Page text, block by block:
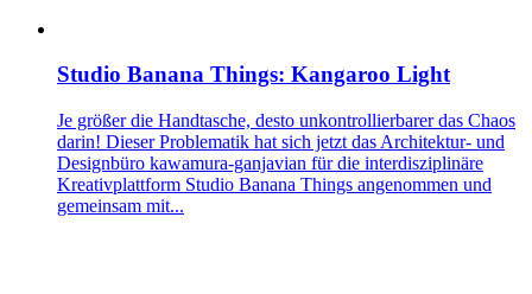
Studio Banana Things: Kangaroo Light
Je größer die Handtasche, desto unkontrollierbarer das Chaos
darin! Dieser Problematik hat sich jetzt das Architektur- und
Designbüro kawamura-ganjavian für die interdisziplinäre
Kreativplattform Studio Banana Things angenommen und
gemeinsam mit...